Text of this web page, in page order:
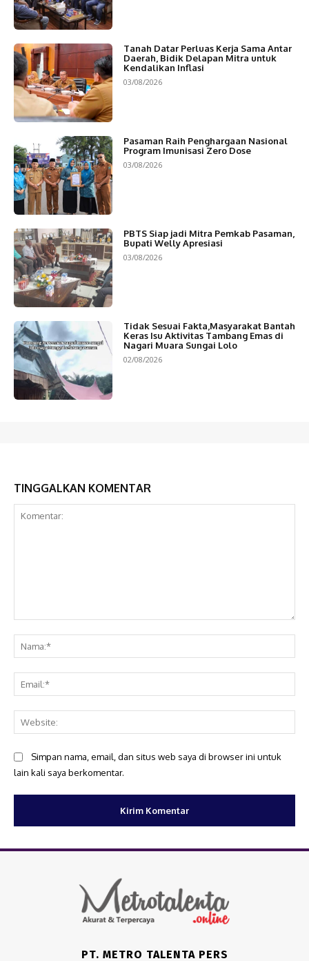
Tanah Datar Perluas Kerja Sama Antar
Daerah, Bidik Delapan Mitra untuk
Kendalikan Inflasi
03/08/2026
Pasaman Raih Penghargaan Nasional
Program Imunisasi Zero Dose
03/08/2026
PBTS Siap jadi Mitra Pemkab Pasaman,
Bupati Welly Apresiasi
03/08/2026
Tidak Sesuai Fakta,Masyarakat Bantah
Keras Isu Aktivitas Tambang Emas di
Nagari Muara Sungai Lolo
02/08/2026
TINGGALKAN KOMENTAR
Simpan nama, email, dan situs web saya di browser ini untuk
lain kali saya berkomentar.
PT. METRO TALENTA PERS